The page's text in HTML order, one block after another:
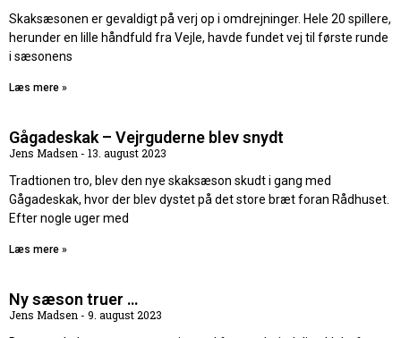
Skaksæsonen er gevaldigt på verj op i omdrejninger. Hele 20 spillere,
herunder en lille håndfuld fra Vejle, havde fundet vej til første runde
i sæsonens
Læs mere »
Gågadeskak – Vejrguderne blev snydt
Jens Madsen
13. august 2023
Tradtionen tro, blev den nye skaksæson skudt i gang med
Gågadeskak, hvor der blev dystet på det store bræt foran Rådhuset.
Efter nogle uger med
Læs mere »
Ny sæson truer …
Jens Madsen
9. august 2023